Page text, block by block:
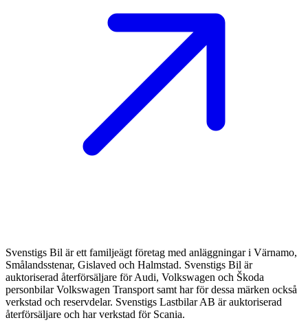
Svenstigs Bil är ett familjeägt företag med anläggningar i Värnamo,
Smålandsstenar, Gislaved och Halmstad. Svenstigs Bil är
auktoriserad återförsäljare för Audi, Volkswagen och Škoda
personbilar Volkswagen Transport samt har för dessa märken också
verkstad och reservdelar. Svenstigs Lastbilar AB är auktoriserad
återförsäljare och har verkstad för Scania.